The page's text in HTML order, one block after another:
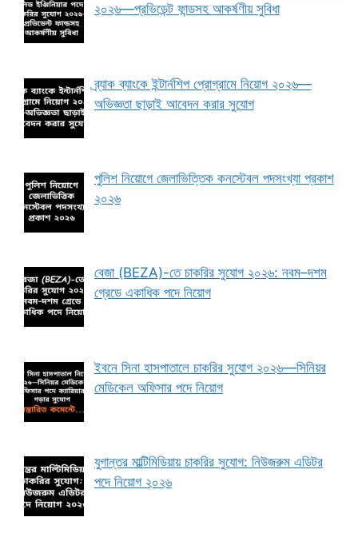
২০২৬—প্রভিডেন্ট ফান্ডসহ আকর্ষণীয় সুবিধা
ব্র্যাক ব্যাংকে ইন্টার্নশিপ প্রোগ্রামে নিয়োগ ২০২৬—
অভিজ্ঞতা ছাড়াই আবেদন করার সুযোগ
পুলিশ নিয়োগে জেলাভিত্তিক কনস্টেবল পদসংখ্যা প্রকাশ
২০২৬
বেজা (BEZA)-তে চাকরির সুযোগ ২০২৬: নবম–দশম
গ্রেডে একাধিক পদে নিয়োগ
ইবনে সিনা হাসপাতালে চাকরির সুযোগ ২০২৬—সিনিয়র
মেডিকেল অফিসার পদে নিয়োগ
যুগান্তর মাল্টিমিডিয়ায় চাকরির সুযোগ: নিউজরুম এডিটর
পদে নিয়োগ ২০২৬